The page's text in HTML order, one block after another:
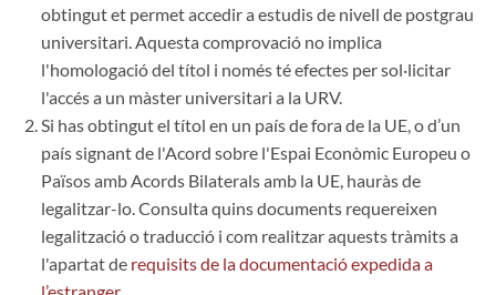
obtingut et permet accedir a estudis de nivell de postgrau
universitari. Aquesta comprovació no implica
l'homologació del títol i només té efectes per sol·licitar
l'accés a un màster universitari a la URV.
Si has obtingut el títol en un país de fora de la UE, o d’un
país signant de l'Acord sobre l'Espai Econòmic Europeu o
Països amb Acords Bilaterals amb la UE, hauràs de
legalitzar-lo. Consulta quins documents requereixen
legalització o traducció i com realitzar aquests tràmits a
l'apartat de requisits de la documentació expedida a